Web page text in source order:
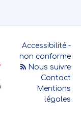
Accessibilité -
non conforme
Nous suivre
Contact
Mentions
légales